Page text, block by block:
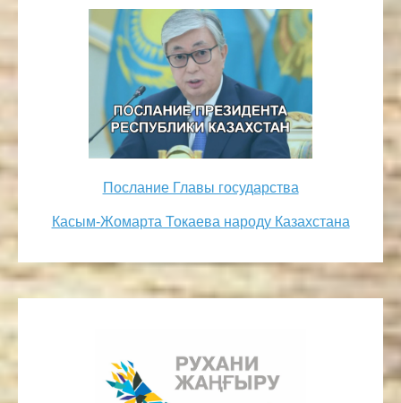
Послание Главы государства
Касым-Жомарта Токаева народу Казахстана